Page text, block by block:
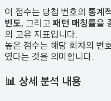
이 점수는 당첨 번호의 통계
빈도, 그리고 패턴 매칭률을
의 고유 지표입니다.
높은 점수는 해당 회차의 번
였다는 것을 의미합니다.
📊 상세 분석 내용